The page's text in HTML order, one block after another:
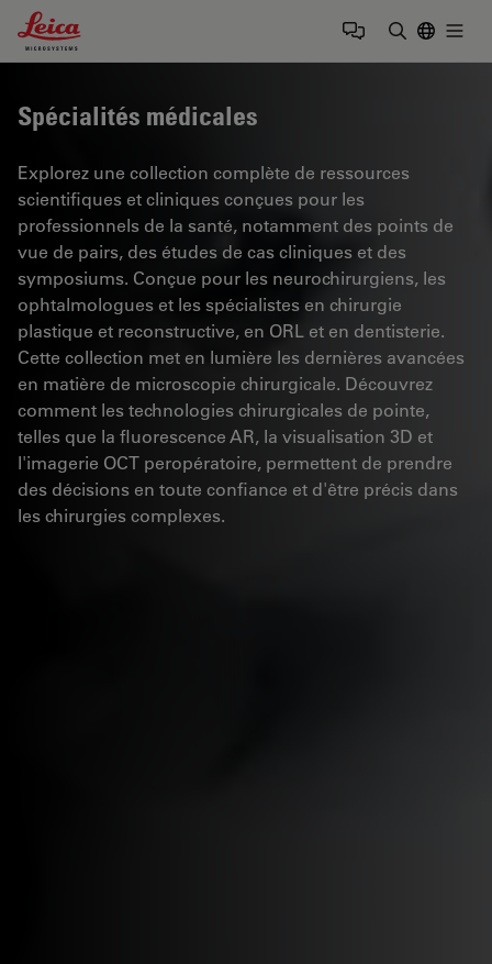
Leica Microsystems Logo
Spécialités médicales
Explorez une collection complète de ressources
scientifiques et cliniques conçues pour les
professionnels de la santé, notamment des points de
vue de pairs, des études de cas cliniques et des
symposiums. Conçue pour les neurochirurgiens, les
ophtalmologues et les spécialistes en chirurgie
plastique et reconstructive, en ORL et en dentisterie.
Cette collection met en lumière les dernières avancées
en matière de microscopie chirurgicale. Découvrez
comment les technologies chirurgicales de pointe,
telles que la fluorescence AR, la visualisation 3D et
l'imagerie OCT peropératoire, permettent de prendre
des décisions en toute confiance et d'être précis dans
les chirurgies complexes.